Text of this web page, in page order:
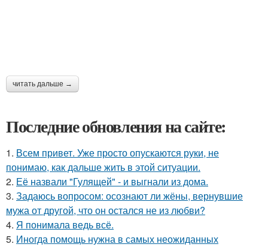
читать дальше →
Последние обновления на сайте:
1. Всем привет. Уже просто опускаются руки, не
понимаю, как дальше жить в этой ситуации.
2. Её назвали "Гулящей" - и выгнали из дома.
3. Задаюсь вопросом: осознают ли жёны, вернувшие
мужа от другой, что он остался не из любви?
4. Я понимала ведь всё.
5. Иногда помощь нужна в самых неожиданных